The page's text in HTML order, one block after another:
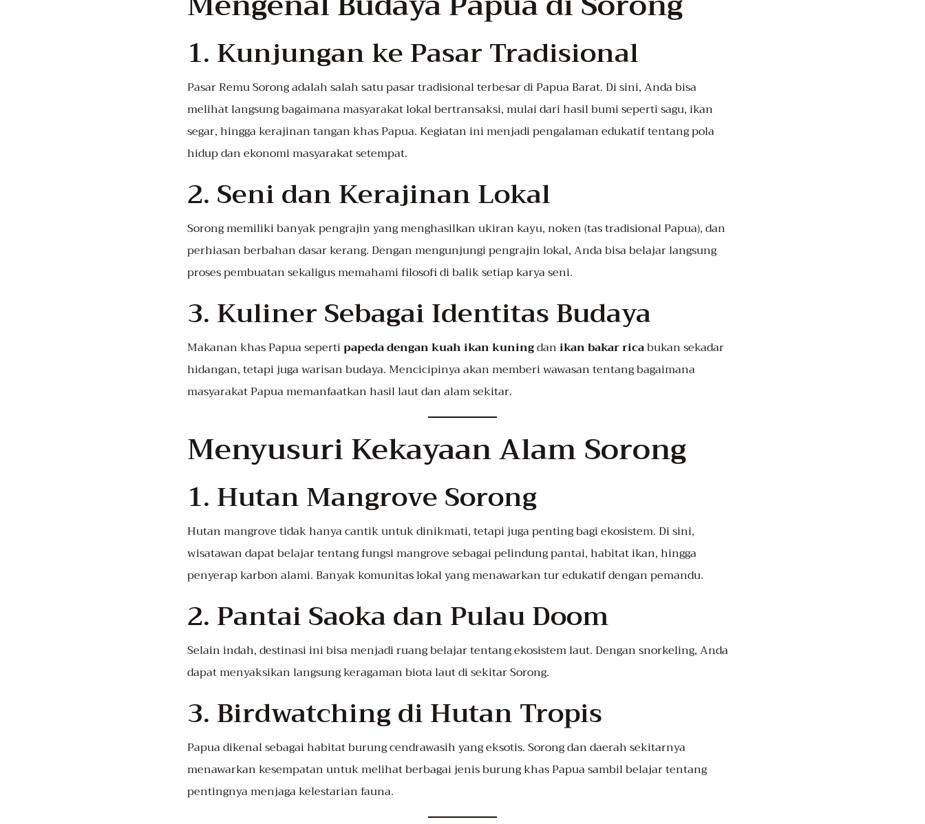
1. Kunjungan ke Pasar Tradisional
Pasar Remu Sorong adalah salah satu pasar tradisional terbesar di Papua Barat. Di sini, Anda bisa
melihat langsung bagaimana masyarakat lokal bertransaksi, mulai dari hasil bumi seperti sagu, ikan
segar, hingga kerajinan tangan khas Papua. Kegiatan ini menjadi pengalaman edukatif tentang pola
hidup dan ekonomi masyarakat setempat.
2. Seni dan Kerajinan Lokal
Sorong memiliki banyak pengrajin yang menghasilkan ukiran kayu, noken (tas tradisional Papua), dan
perhiasan berbahan dasar kerang. Dengan mengunjungi pengrajin lokal, Anda bisa belajar langsung
proses pembuatan sekaligus memahami filosofi di balik setiap karya seni.
3. Kuliner Sebagai Identitas Budaya
Makanan khas Papua sepertipapeda dengan kuah ikan kuningdanikan bakar ricabukan sekadar
hidangan, tetapi juga warisan budaya. Mencicipinya akan memberi wawasan tentang bagaimana
masyarakat Papua memanfaatkan hasil laut dan alam sekitar.
Menyusuri Kekayaan Alam Sorong
1. Hutan Mangrove Sorong
Hutan mangrove tidak hanya cantik untuk dinikmati, tetapi juga penting bagi ekosistem. Di sini,
wisatawan dapat belajar tentang fungsi mangrove sebagai pelindung pantai, habitat ikan, hingga
penyerap karbon alami. Banyak komunitas lokal yang menawarkan tur edukatif dengan pemandu.
2. Pantai Saoka dan Pulau Doom
Selain indah, destinasi ini bisa menjadi ruang belajar tentang ekosistem laut. Dengan snorkeling, Anda
dapat menyaksikan langsung keragaman biota laut di sekitar Sorong.
3. Birdwatching di Hutan Tropis
Papua dikenal sebagai habitat burung cendrawasih yang eksotis. Sorong dan daerah sekitarnya
menawarkan kesempatan untuk melihat berbagai jenis burung khas Papua sambil belajar tentang
pentingnya menjaga kelestarian fauna.